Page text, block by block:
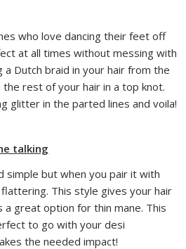
who love dancing their feet off
at all times without messing with
a Dutch braid in your hair from the
rest of your hair in a top knot.
glitter in the parted lines and voila!
talking
simple but when you pair it with
This style gives your hair
a great option for thin mane. This
to go with your desi
the needed impact!